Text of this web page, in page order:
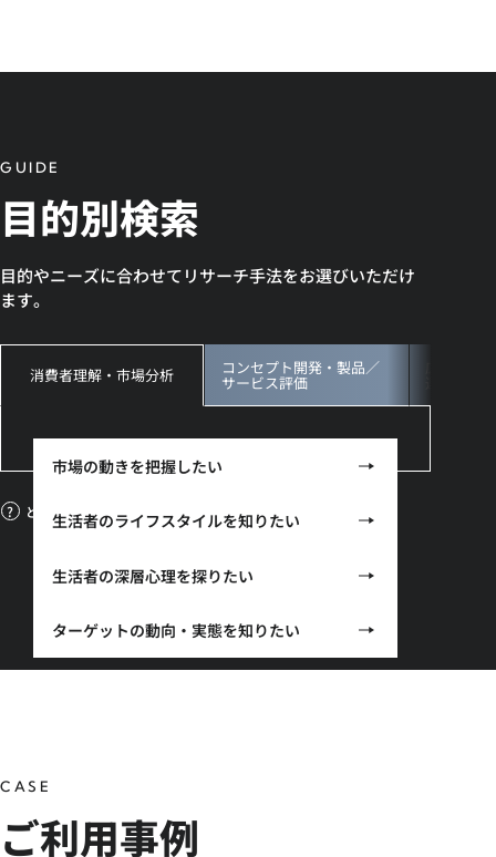
GUIDE
目的別検索
目的やニーズに合わせてリサーチ手法をお選びいただけ
ます。
消費者理解・市場分析 コンセプト開発・製品／
サービス評価
市場の動きを把握したい
生活者のライフスタイルを知りたい
生活者の深層心理を探りたい
ターゲットの動向・実態を知りたい
どれを選べばいいかわからない（ご相談はこちら）
CASE
ご利用事例